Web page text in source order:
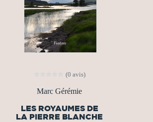
(0 avis)
Marc Gérémie
LES ROYAUMES DE
LA PIERRE BLANCHE